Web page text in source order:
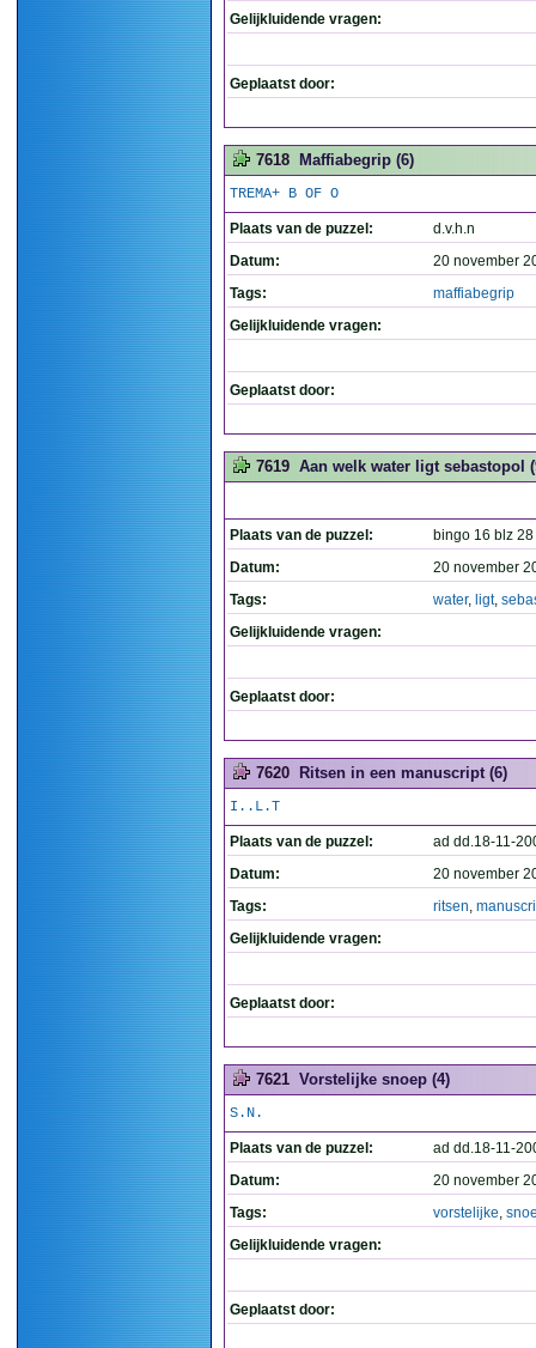
Gelijkluidende vragen:
Geplaatst door:
7618 Maffiabegrip (6)
TREMA+ B OF O
Plaats van de puzzel:
d.v.h.n
Datum:
20 november
Tags:
maffiabegrip
Gelijkluidende vragen:
Geplaatst door:
7619 Aan welk water ligt sebastopol
Plaats van de puzzel:
bingo 16 blz 28
Datum:
20 november
Tags:
water, ligt,
Gelijkluidende vragen:
Geplaatst door:
7620 Ritsen in een manuscript (6)
I..L.T
Plaats van de puzzel:
ad dd.18-11-
Datum:
20 november
Tags:
ritsen,
Gelijkluidende vragen:
Geplaatst door:
7621 Vorstelijke snoep (4)
S.N.
Plaats van de puzzel:
ad dd.18-11-
Datum:
20 november
Tags:
vorstelijke,
Gelijkluidende vragen:
Geplaatst door: